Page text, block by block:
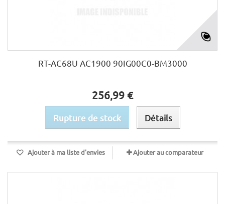
RT-AC68U AC1900 90IG00C0-BM3000
256,99 €
Rupture de stock Détails
Ajouter à ma liste d'envies Ajouter au comparateur